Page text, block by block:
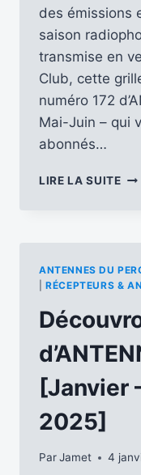
des émissions
saison
transmise en
Club, cette
numéro 172
Mai-Juin – qui
abonnés…
LIRE LA SUITELE
LA
A25
ANTENNES DU
|RÉCEPTEURS &
[Janvier
2025]
ParJamet 4